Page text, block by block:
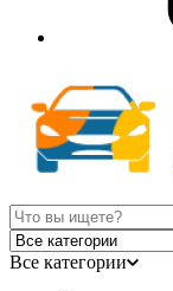
Все категории